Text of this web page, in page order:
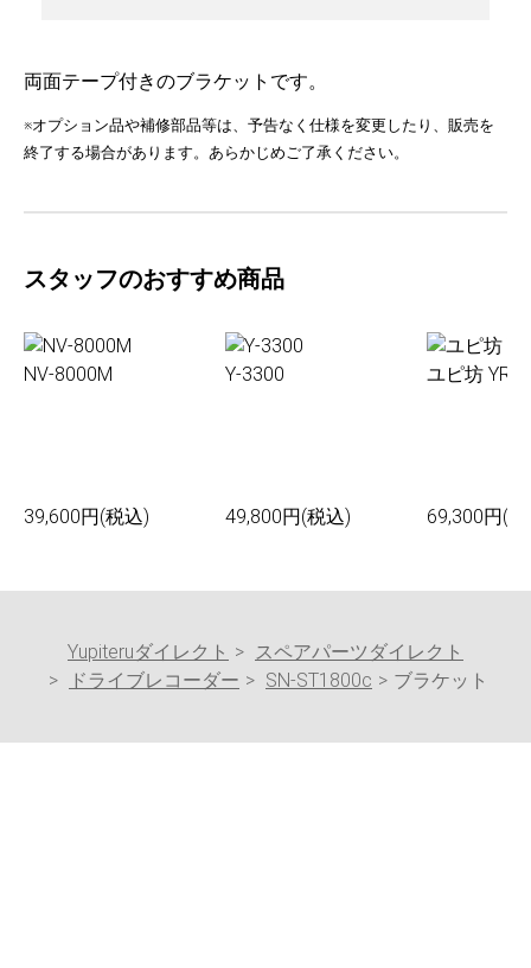
両面テープ付きのブラケットです。
※オプション品や補修部品等は、予告なく仕様を変更したり、販売を
終了する場合があります。あらかじめご了承ください。
スタッフのおすすめ商品
NV-8000M
39,600円(税込)
Y-3300
49,800円(税込)
ユピ坊 YR-
69,300円(
Yupiteruダイレクト
スペアパーツダイレクト
ドライブレコーダー
SN-ST1800c ブラケット